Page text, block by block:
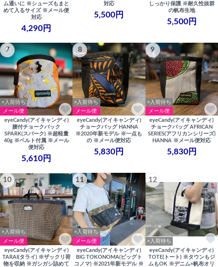
ム通いに ※シューズもまと
めて入るサイズ ※メール便
対応
4,290円
対応
5,500円
しっかり保護 ※耐久性抜群
の帆布生地
5,500円
7
×入荷待ち
メール便
eyeCandy(アイキャンディ)
腰付チョークバック
SPARK(スパーク) ※超軽量
40g ※ベルト付属 ※メール
便対応
5,610円
8
×入荷待ち
メール便
eyeCandy(アイキャンディ)
チョークバッグ HANNA
※2020年新モデル ※一点も
の ※メール便対応
5,830円
9
×入荷待ち
メール便
eyeCandy(アイキャンディ)
チョークバッグ AFRICAN
SERIES(アフリカンシリーズ)
HANNA ※メール便対応
5,830円
10
×入荷待ち
メール便
eyeCandy(アイキャンディ)
TARAI(タライ) ※ザックリ荷
物を収納 ※ガシガシ詰めて
11
×入荷待ち
メール便
eyeCandy(アイキャンディ)
BIG TOKONOMA(ビッグト
コノマ) ※2021年新モデル ※
12
×入荷待ち
eyeCandy(アイキャンディ)
TOTE(トート) ※タウンもジ
ムもOK ※デニム×帆布オリ